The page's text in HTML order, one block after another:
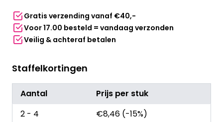
-
Multicolor
-
aantal
Gratis verzending vanaf €40,-
Voor 17.00 besteld = vandaag verzonden
Veilig & achteraf betalen
Staffelkortingen
Aantal
Prijs per stuk
2 - 4
€8,46 (-15%)